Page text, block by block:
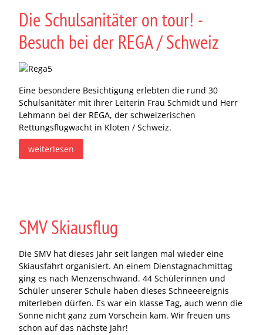
Die Schulsanitäter on tour! -
Besuch bei der REGA / Schweiz
Eine besondere Besichtigung erlebten die rund 30
Schulsanitäter mit ihrer Leiterin Frau Schmidt und Herr
Lehmann bei der REGA, der schweizerischen
Rettungsflugwacht in Kloten / Schweiz.
weiterlesen
SMV Skiausflug
Die SMV hat dieses Jahr seit langen mal wieder eine
Skiausfahrt organisiert. An einem Dienstagnachmittag
ging es nach Menzenschwand. 44 Schülerinnen und
Schüler unserer Schule haben dieses Schneeereignis
miterleben dürfen. Es war ein klasse Tag, auch wenn die
Sonne nicht ganz zum Vorschein kam. Wir freuen uns
schon auf das nächste Jahr!